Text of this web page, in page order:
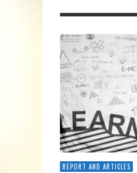
REPORT AND ARTICLES